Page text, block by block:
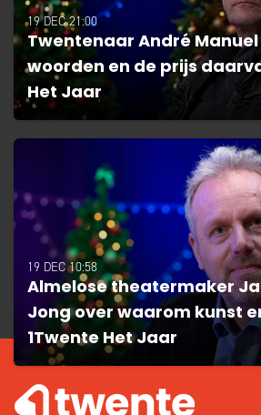
19 DEC 21:00
Twentenaar André
woorden en de prijs
Het Jaar
19 DEC 10:58
Almelose theatermaker
Jong over waarom kunst
1Twente Het Jaar